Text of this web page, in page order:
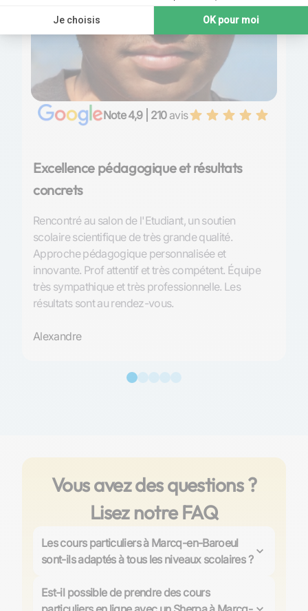
Note 4,9 | 210avis
Excellence pédagogique et résultats
concrets
Rencontré au salon de l'Etudiant, un soutien
scolaire scientifique de très grande qualité.
Approche pédagogique personnalisée et
innovante. Prof attentif et très compétent. Équipe
très sympathique et très professionnelle. Les
résultats sont au rendez-vous.
Alexandre
Vous avez des questions ?
Lisez notre FAQ
Les cours particuliers à Marcq-en-Baroeul
sont-ils adaptés à tous les niveaux scolaires ?
adaptés à tous les niveaux scolaires, du primaire au
supérieur, y compris pour
la préparation aux concours
Est-il possible de prendre des cours